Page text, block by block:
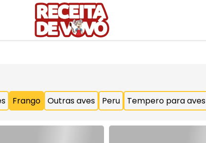
Frango Outras aves Peru Tempero para aves